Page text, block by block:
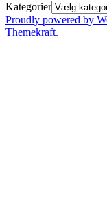
Kategorier
Proudly powered by
Themekraft.